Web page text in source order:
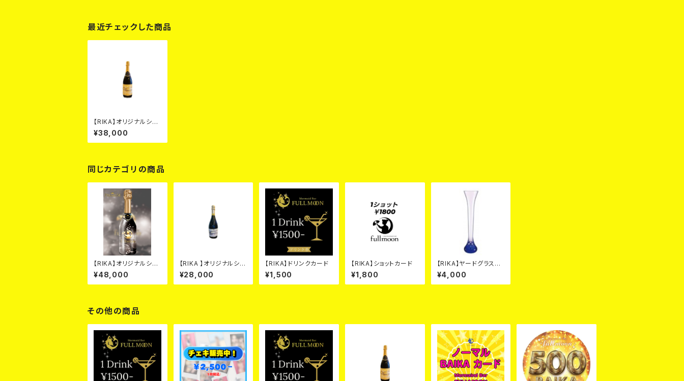
最近チェックした商品
【RIKA】オリジナルシャ
ンパ ゴールド カード
¥38,000
同じカテゴリの商品
【RIKA】オリジナルシャ
ンパン ブラック カー
ド
¥48,000
【RIKA 】オリジナルシャ
ンパン シルバー カ
ード
¥28,000
【RIKA】ドリンクカード
¥1,500
【RIKA】ショットカード
¥1,800
【RIKA】ヤードグラス
ドリンクカード
¥4,000
その他の商品